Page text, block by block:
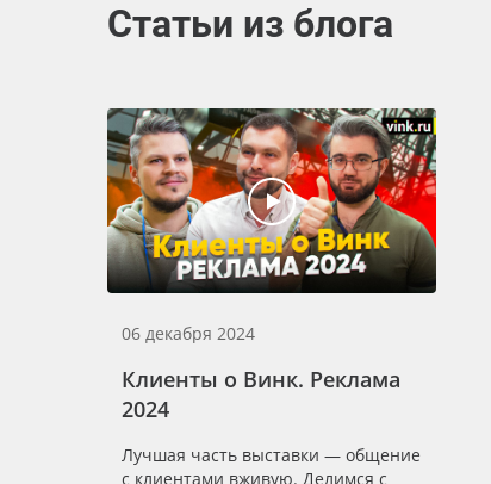
Статьи из блога
06 декабря 2024
Клиенты о Винк. Реклама
2024
Лучшая часть выставки — общение
с клиентами вживую. Делимся с